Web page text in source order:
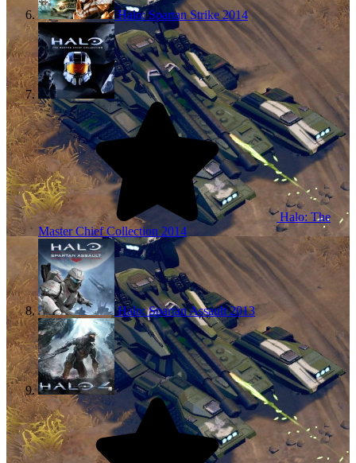
Halo: Spartan Strike2014
Halo: The
Master Chief Collection 2014
Halo: Spartan Assault2013